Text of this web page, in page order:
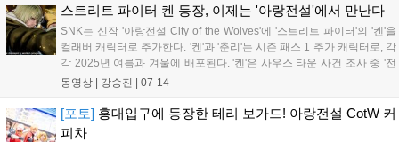
스트리트 파이터 켄 등장, 이제는 '아랑전설'에서 만난다
SNK는 신작 '아랑전설 City of the Wolves'에 '스트리트 파이터'의 '켄'을
컬래버 캐릭터로 추가한다. '켄'과 '춘리'는 시즌 패스 1 추가 캐릭터로, 각
각 2025년 여름과 겨울에 배포된다. '켄'은 사우스 타운 사건 조사 중 '전
설의 늑대'와 만나 새로운 이야기를 펼친다. '켄'과 '테리'의 첫 만남, 사우
스페셜 에디션만 판매된다....
동영상 | 강승진 07-14
[포토] 홍대입구에 등장한 테리 보가드! 아랑전설 CotW 커
피차